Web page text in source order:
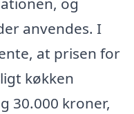
anvendes. I
at prisen for
køkken
30.000 kroner,